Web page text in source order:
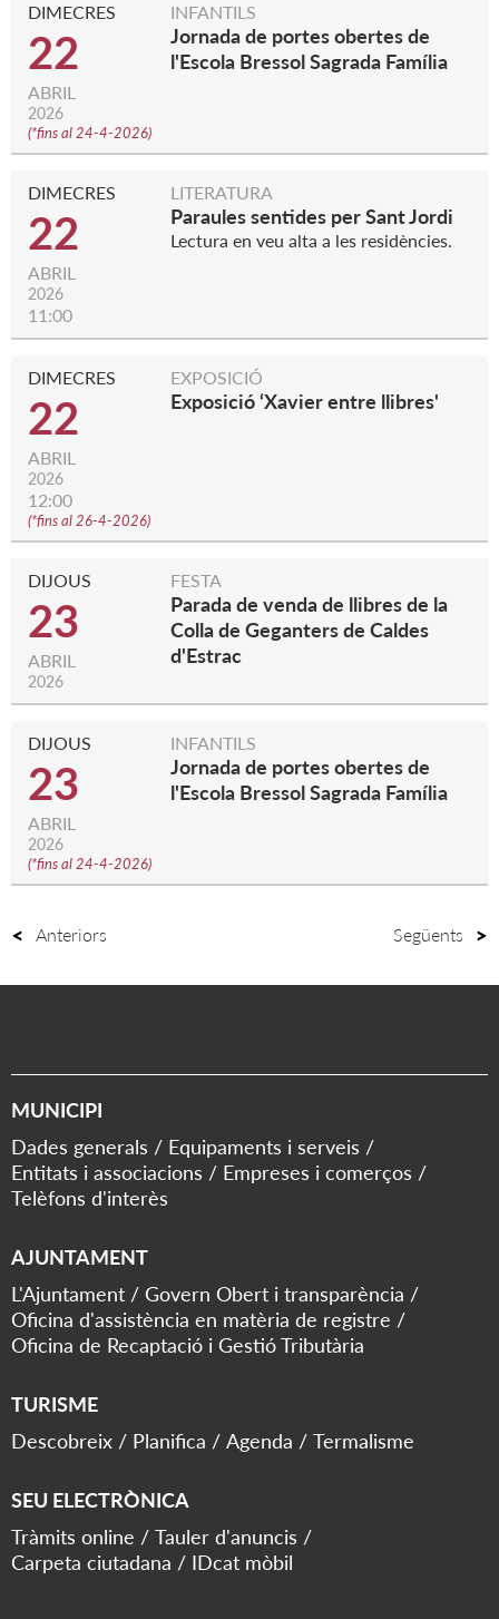
DIMECRES
22
ABRIL
2026
(*fins al 24-4-2026)
INFANTILS
Jornada de portes obertes de
l'Escola Bressol Sagrada Família
DIMECRES
22
ABRIL
2026
11:00
LITERATURA
Paraules sentides per Sant Jordi
Lectura en veu alta a les residències.
DIMECRES
22
ABRIL
2026
12:00
(*fins al 26-4-2026)
EXPOSICIÓ
Exposició ‘Xavier entre llibres'
DIJOUS
23
ABRIL
2026
FESTA
Parada de venda de llibres de la
Colla de Geganters de Caldes
d'Estrac
DIJOUS
23
ABRIL
2026
(*fins al 24-4-2026)
INFANTILS
Jornada de portes obertes de
l'Escola Bressol Sagrada Família
Anteriors Següents
MUNICIPI
Dades generals
Equipaments i serveis
Entitats i associacions
Empreses i comerços
Telèfons d'interès
AJUNTAMENT
L'Ajuntament
Govern Obert i transparència
Oficina d'assistència en matèria de registre
Oficina de Recaptació i Gestió Tributària
TURISME
Descobreix
Planifica Agenda Termalisme
SEU ELECTRÒNICA
Tràmits online
Tauler d'anuncis
Carpeta ciutadana
IDcat mòbil